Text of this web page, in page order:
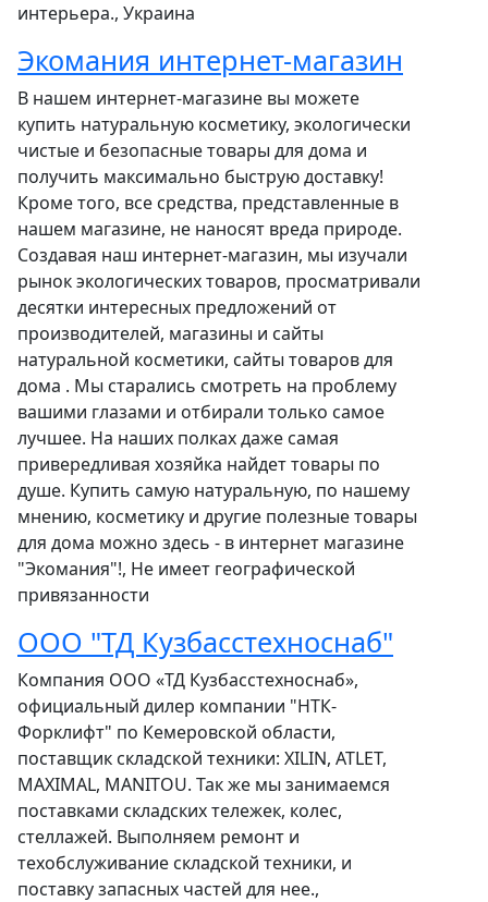
интерьера., Украина
Экомания интернет-магазин
В нашем интернет-магазине вы можете
купить натуральную косметику, экологически
чистые и безопасные товары для дома и
получить максимально быструю доставку!
Кроме того, все средства, представленные в
нашем магазине, не наносят вреда природе.
Создавая наш интернет-магазин, мы изучали
рынок экологических товаров, просматривали
десятки интересных предложений от
производителей, магазины и сайты
натуральной косметики, сайты товаров для
дома . Мы старались смотреть на проблему
вашими глазами и отбирали только самое
лучшее. На наших полках даже самая
привередливая хозяйка найдет товары по
душе. Купить самую натуральную, по нашему
мнению, косметику и другие полезные товары
для дома можно здесь - в интернет магазине
"Экомания"!, Не имеет географической
привязанности
ООО "ТД Кузбасстехноснаб"
Компания OOO «ТД Кузбасстехноснаб»,
официальный дилер компании "НТК-
Форклифт" по Кемеровской области,
поставщик складской техники: XILIN, ATLET,
MAXIMAL, MANITOU. Так же мы занимаемся
поставками складских тележек, колес,
стеллажей. Выполняем ремонт и
техобслуживание складской техники, и
поставку запасных частей для нее.,